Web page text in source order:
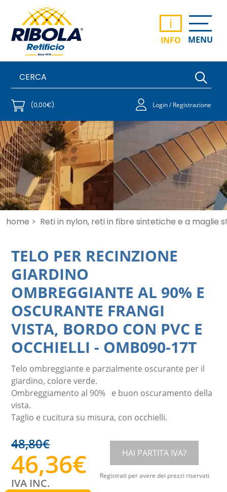
i
INFO MENU
(0,00€) Login / Registrazione
home > Reti in nylon, reti in fibre sintetiche e a maglie
TELO PER RECINZIONE
GIARDINO
OMBREGGIANTE AL 90% E
OSCURANTE FRANGI
VISTA, BORDO CON PVC E
OCCHIELLI - OMB090-17T
Telo ombreggiante e parzialmente oscurante per il
giardino, colore verde.
Ombreggiamento al 90% e buon oscuramento della
vista.
Taglio e cucitura su misura, con occhielli.
48,80€
46,36€
IVA INC.
HAI PARTITA IVA?
Registrati per avere dei prezzi riservati